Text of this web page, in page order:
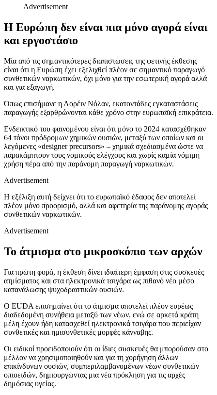
Advertisement
Η Ευρώπη δεν είναι πια μόνο αγορά είναι
και εργοστάσιο
Μία από τις σημαντικότερες διαπιστώσεις της φετινής έκθεσης
είναι ότι η Ευρώπη έχει εξελιχθεί πλέον σε σημαντικό παραγωγό
συνθετικών ναρκωτικών, όχι μόνο για την εσωτερική αγορά αλλά
και για εξαγωγή.
Όπως επισήμανε η Λορέιν Νόλαν, εκατοντάδες εγκαταστάσεις
παραγωγής εξαρθρώνονται κάθε χρόνο στην ευρωπαϊκή επικράτεια.
Ενδεικτικό του φαινομένου είναι ότι μόνο το 2024 κατασχέθηκαν
64 τόνοι πρόδρομων χημικών ουσιών, μεταξύ των οποίων και οι
λεγόμενες «designer precursors» – χημικά σχεδιασμένα ώστε να
παρακάμπτουν τους νομικούς ελέγχους και χωρίς καμία νόμιμη
χρήση πέρα από την παράνομη παραγωγή ναρκωτικών.
Advertisement
Η εξέλιξη αυτή δείχνει ότι το ευρωπαϊκό έδαφος δεν αποτελεί
πλέον μόνο προορισμό, αλλά και αφετηρία της παράνομης αγοράς
συνθετικών ναρκωτικών.
Advertisement
Το άτμισμα στο μικροσκόπιο των αρχών
Για πρώτη φορά, η έκθεση δίνει ιδιαίτερη έμφαση στις συσκευές
ατμίσματος και στα ηλεκτρονικά τσιγάρα ως πιθανό νέο μέσο
κατανάλωσης ψυχοδραστικών ουσιών.
Ο EUDA επισημαίνει ότι το άτμισμα αποτελεί πλέον ευρέως
διαδεδομένη συνήθεια μεταξύ των νέων, ενώ σε αρκετά κράτη
μέλη έχουν ήδη κατασχεθεί ηλεκτρονικά τσιγάρα που περιείχαν
συνθετικές και ημισυνθετικές μορφές κάνναβης.
Οι ειδικοί προειδοποιούν ότι οι ίδιες συσκευές θα μπορούσαν στο
μέλλον να χρησιμοποιηθούν και για τη χορήγηση άλλων
επικίνδυνων ουσιών, συμπεριλαμβανομένων νέων συνθετικών
οπιοειδών, δημιουργώντας μια νέα πρόκληση για τις αρχές
δημόσιας υγείας.